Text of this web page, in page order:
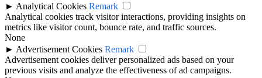
► Analytical Cookies Remark
Analytical cookies track visitor interactions, providing insights on
metrics like visitor count, bounce rate, and traffic sources.
None
► Advertisement Cookies Remark
Advertisement cookies deliver personalized ads based on your
previous visits and analyze the effectiveness of ad campaigns.